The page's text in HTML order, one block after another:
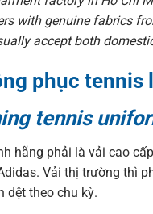
with genuine fabrics
accept both
phục tennis
tennis
hãng phải là vải cao
Vải thị trường thì
dệt theo chu kỳ.